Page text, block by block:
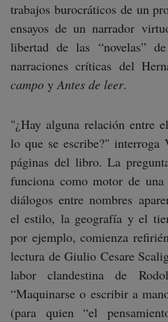
trabajos burocráticos de un
ensayos de un narrador
libertad de las “novelas”
narraciones críticas del
campo yAntes de leer.
"¿Hay alguna relación entre
lo que se escribe?" interroga
páginas del libro. La
funciona como motor de
diálogos entre nombres
el estilo, la geografía y el
por ejemplo, comienza
lectura de Giulio Cesare
labor clandestina de
“Maquinarse o escribir a
(para quien “el